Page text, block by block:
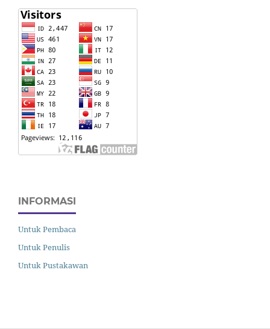
INFORMASI
Untuk Pembaca
Untuk Penulis
Untuk Pustakawan